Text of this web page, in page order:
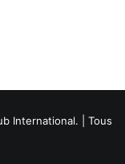
International. | Tous